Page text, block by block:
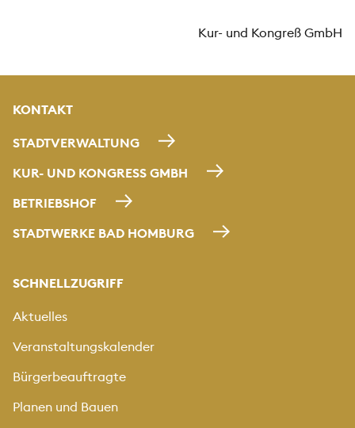
Kur- und Kongreß GmbH
KONTAKT
STADTVERWALTUNG
KUR- UND KONGRESS GMBH
BETRIEBSHOF
STADTWERKE BAD HOMBURG
SCHNELLZUGRIFF
Aktuelles
Veranstaltungskalender
Bürgerbeauftragte
Planen und Bauen